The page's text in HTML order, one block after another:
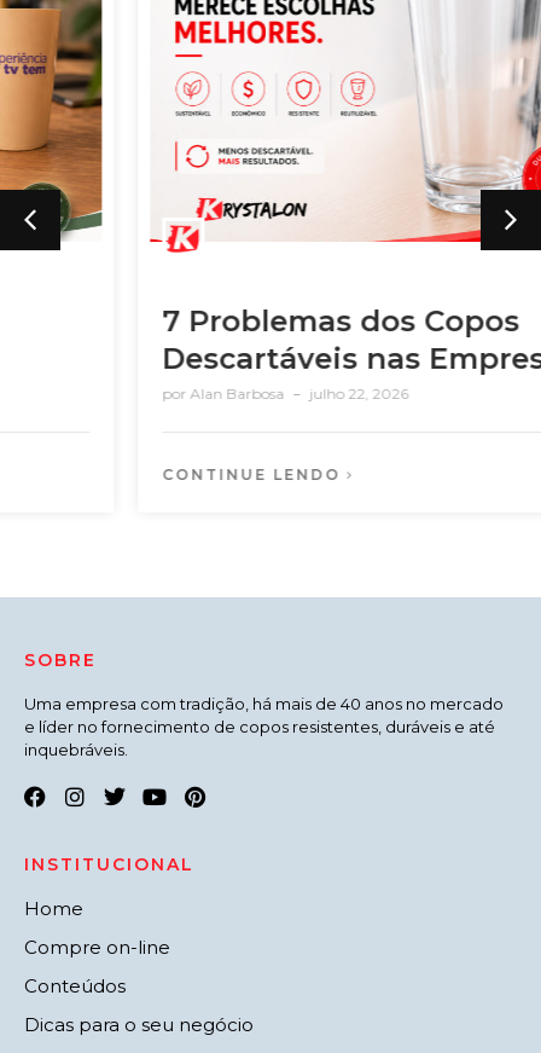
7 Problemas dos Copos
Descartáveis nas Empresas
julho 22, 2026
CONTINUE LENDO
SOBRE
Uma empresa com tradição, há mais de 40 anos no mercado
e líder no fornecimento de copos resistentes, duráveis e até
inquebráveis.
INSTITUCIONAL
Home
Compre on-line
Conteúdos
Dicas para o seu negócio